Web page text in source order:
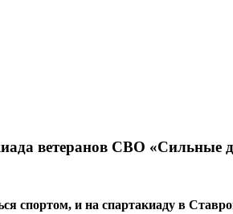
ветеранов СВО «Сильные
спортом, и на спартакиаду в